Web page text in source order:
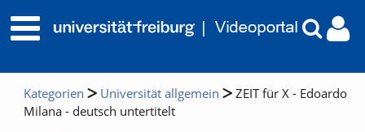
Kategorien Universität allgemein
ZEIT für X - Edoardo
Milana - deutsch untertitelt